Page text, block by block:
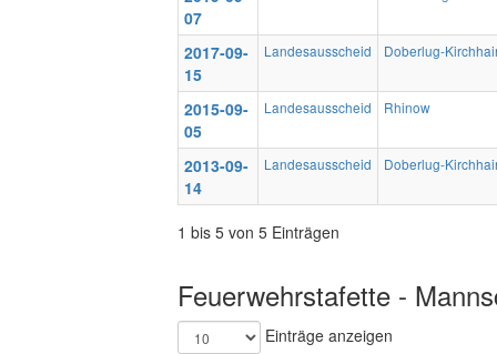
07
2017-09-
15
Landesausscheid Doberlug-
2015-09-
05
Landesausscheid Rhinow
2013-09-
14
Landesausscheid Doberlug-
1 bis 5 von 5 Einträgen
Feuerwehrstafette -
Einträge anzeigen